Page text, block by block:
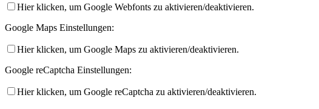
Hier klicken, um Google Webfonts zu aktivieren/deaktivieren.
Google Maps Einstellungen:
Hier klicken, um Google Maps zu aktivieren/deaktivieren.
Google reCaptcha Einstellungen:
Hier klicken, um Google reCaptcha zu aktivieren/deaktivieren.